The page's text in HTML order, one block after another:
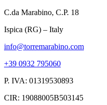
C.da Marabino, C.P. 18
Ispica (RG) – Italy
info@torremarabino.com
+39 0932 795060
P. IVA: 01319530893
CIR: 19088005B503145